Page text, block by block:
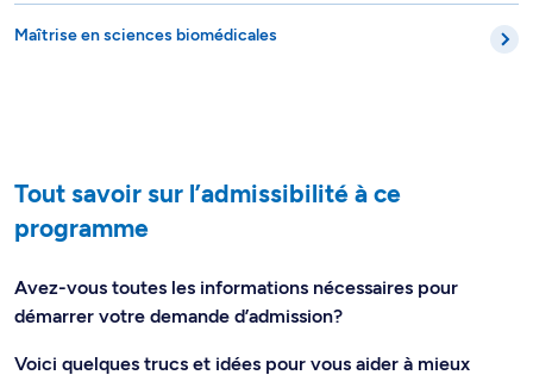
Maîtrise en sciences biomédicales
Tout savoir sur l’admissibilité à ce
programme
Avez-vous toutes les informations nécessaires pour
démarrer votre demande d’admission?
Voici quelques trucs et idées pour vous aider à mieux